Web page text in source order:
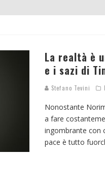
La realtà è
e i sazi di
Stefano Tevini
Nonostante
a fare
ingombrante con
pace è tutto